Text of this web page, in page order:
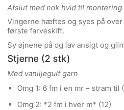
Afslut med nok hvid til
Vingerne hæftes og syes på
første farveskift.
Sy øjnene på og lav ansigt og
Stjerne (2 stk)
Med vaniljegult garn
Omg 1: 6 fm i en mr – stram til
Omg 2: *2 fm i hver m* (12)